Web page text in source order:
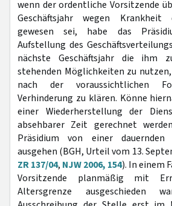
wenn der ordentliche Vorsitzende
Geschäftsjahr wegen Krankheit
gewesen sei, habe das
Aufstellung des
nächste Geschäftsjahr die ihm
stehenden Möglichkeiten zu
nach der voraussichtlichen
Verhinderung zu klären. Könne
einer Wiederherstellung der
absehbarer Zeit gerechnet
Präsidium von einer dauernden
ausgehen (BGH, Urteil vom 13.
ZR 137/04, NJW 2006, 154). In einem
Vorsitzende planmäßig mit
Altersgrenze ausgeschieden